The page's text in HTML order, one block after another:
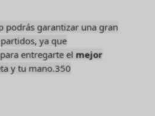
podrás garantizar una gran
ya que
entregarte elmejor
y tu mano.350